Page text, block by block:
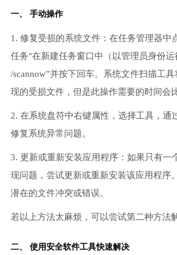
一、 手动操作
1. 修复受损的系统文件：在任务管理器中
任务"在新建任务窗口中（以管理员身份运
/scannow”并按下回车。系统文件扫描工
现的受损文件，但是此操作需要的时间会
2. 在系统盘符中右键属性，选择工具，通
修复系统异常问题。
3. 更新或重新安装应用程序：如果只有一
现问题，尝试更新或重新安装该应用程序
潜在的文件冲突或错误。
若以上方法太麻烦，可以尝试第二种方法
二、 使用安全软件工具快速解决